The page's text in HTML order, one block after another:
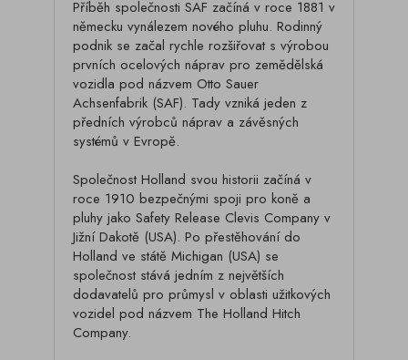
Příběh společnosti SAF začíná v roce 1881 v
německu vynálezem nového pluhu. Rodinný
podnik se začal rychle rozšiřovat s výrobou
prvních ocelových náprav pro zemědělská
vozidla pod názvem Otto Sauer
Achsenfabrik (SAF). Tady vzniká jeden z
předních výrobců náprav a závěsných
systémů v Evropě.
Společnost Holland svou historii začíná v
roce 1910 bezpečnými spoji pro koně a
pluhy jako Safety Release Clevis Company v
Jižní Dakotě (USA). Po přestěhování do
Holland ve státě Michigan (USA) se
společnost stává jedním z největších
dodavatelů pro průmysl v oblasti užitkových
vozidel pod názvem The Holland Hitch
Company.